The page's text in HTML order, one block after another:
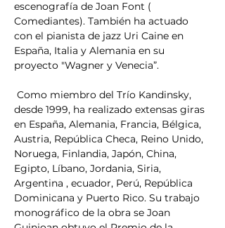
escenografía de Joan Font (
Comediantes). También ha actuado
con el pianista de jazz Uri Caine en
España, Italia y Alemania en su
proyecto "Wagner y Venecia”.
desde 1999, ha realizado extensas giras
en España, Alemania, Francia, Bélgica,
Austria, República Checa, Reino Unido,
Noruega, Finlandia, Japón, China,
Egipto, Líbano, Jordania, Siria,
Argentina , ecuador, Perú, República
Dominicana y Puerto Rico. Su trabajo
monográfico de la obra se Joan